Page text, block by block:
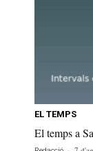
EL TEMPS
El temps a